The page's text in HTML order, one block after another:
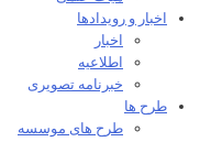
اخبار و رویدادها
اخبار
اطلاعیه
خبرنامه تصویری
طرح ها
طرح های موسسه